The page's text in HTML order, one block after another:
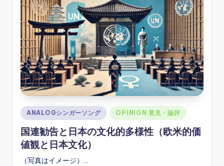
ソ
ン
グ
Posted
in
ANALOGシンガーソング OPINION 意見・論評
国連勧告と日本の文化的多様性（欧米的価
値観と日本文化）
（写真はイメージ）…